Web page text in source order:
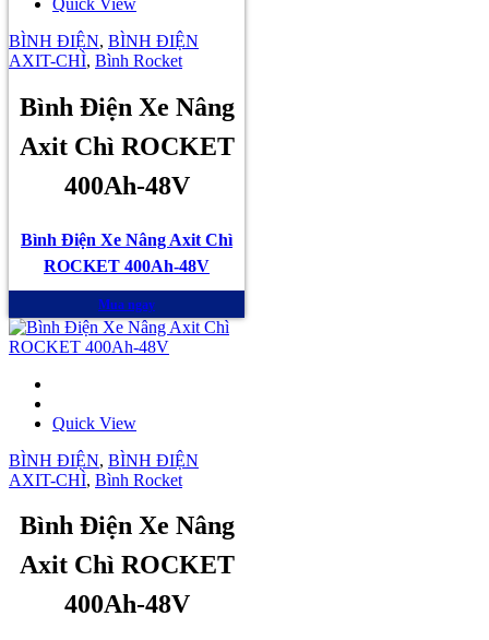
BÌNH ĐIỆN, BÌNH ĐIỆN
AXIT-CHÌ, Bình Rocket
Bình Điện Xe Nâng
Axit Chì ROCKET
400Ah-48V
Bình Điện Xe Nâng Axit Chì
ROCKET 400Ah-48V
Mua ngay
Quick View
BÌNH ĐIỆN, BÌNH ĐIỆN
AXIT-CHÌ, Bình Rocket
Bình Điện Xe Nâng
Axit Chì ROCKET
400Ah-48V